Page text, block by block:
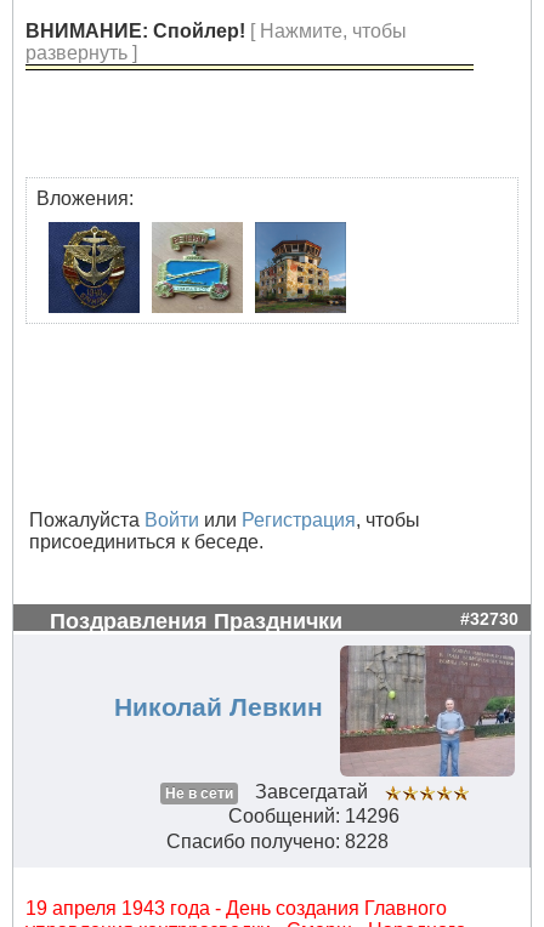
ВНИМАНИЕ: Спойлер! [ Нажмите, чтобы
развернуть ]
Вложения:
Пожалуйста Войти или Регистрация, чтобы
присоединиться к беседе.
Поздравления Празднички #32730
Николай Левкин
Не в сети
Завсегдатай
Сообщений: 14296
Спасибо получено: 8228
19 апреля 1943 года - День создания Главного